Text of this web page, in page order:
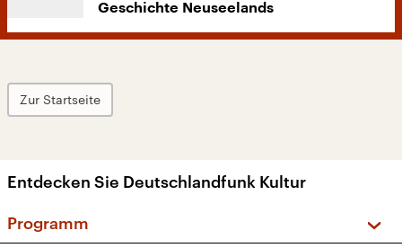
Geschichte Neuseelands
Zur Startseite
Entdecken Sie Deutschlandfunk Kultur
Programm